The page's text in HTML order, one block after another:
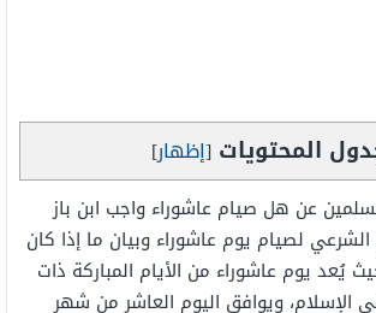
المحتويات [إظهار]
عن هل صيام عاشوراء واجب ابن باز
لصيام يوم عاشوراء وبيان ما إذا كان
يُعد يوم عاشوراء من الأيام المباركة ذات
الإسلام، ويوافق اليوم العاشر من شهر